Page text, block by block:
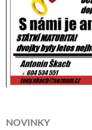
NOVINKY